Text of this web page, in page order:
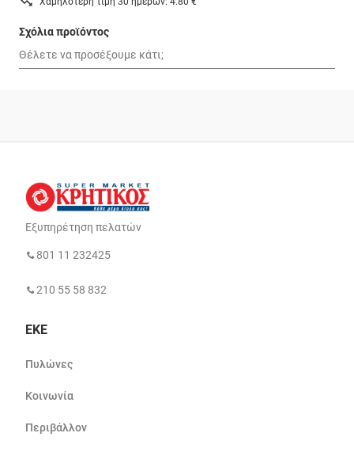
Σχόλια προϊόντος
Εξυπηρέτηση πελατών
801 11 232425
210 55 58 832
ΕΚΕ
Πυλώνες
Κοινωνία
Περιβάλλον